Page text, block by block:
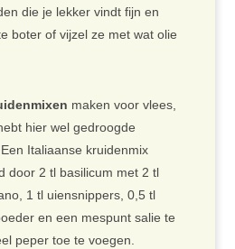
die je lekker vindt fijn en
boter of vijzel ze met wat olie
maken voor vlees,
hier wel gedroogde
Italiaanse kruidenmix
door 2 tl basilicum met 2 tl
1 tl uiensnippers, 0,5 tl
en een mespunt salie te
peper toe te voegen.